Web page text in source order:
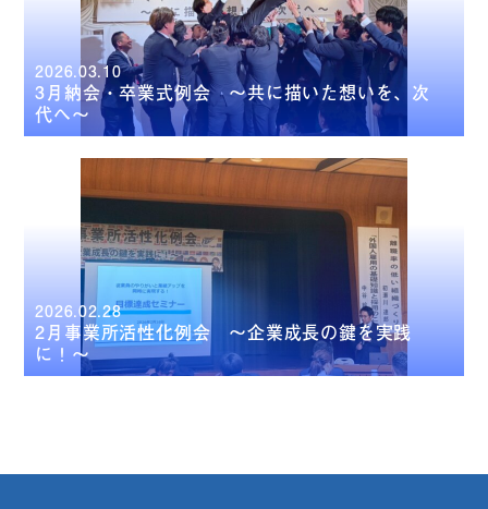
2026.03.10
3月納会・卒業式例会 ～共に描いた想いを、次
代へ～
2026.02.28
2月事業所活性化例会 ～企業成長の鍵を実践
に！～